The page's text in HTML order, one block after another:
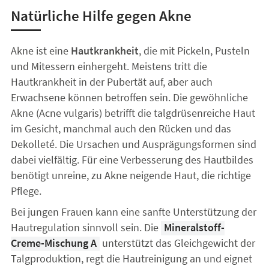
Natürliche Hilfe gegen Akne
Akne ist eine Hautkrankheit, die mit Pickeln, Pusteln
und Mitessern einhergeht. Meistens tritt die
Hautkrankheit in der Pubertät auf, aber auch
Erwachsene können betroffen sein. Die gewöhnliche
Akne (Acne vulgaris) betrifft die talgdrüsenreiche Haut
im Gesicht, manchmal auch den Rücken und das
Dekolleté. Die Ursachen und Ausprägungsformen sind
dabei vielfältig. Für eine Verbesserung des Hautbildes
benötigt unreine, zu Akne neigende Haut, die richtige
Pflege.
Bei jungen Frauen kann eine sanfte Unterstützung der
Hautregulation sinnvoll sein. Die Mineralstoff-
Creme-Mischung A unterstützt das Gleichgewicht der
Talgproduktion, regt die Hautreinigung an und eignet